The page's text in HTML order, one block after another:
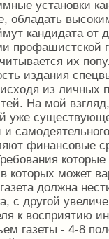
установки
обладать
кандидата от
профашистской
их
издания
из личных
На мой
уже
и
финансовые
которых может
должна
с другой
к восприятию
газеты - 4-8